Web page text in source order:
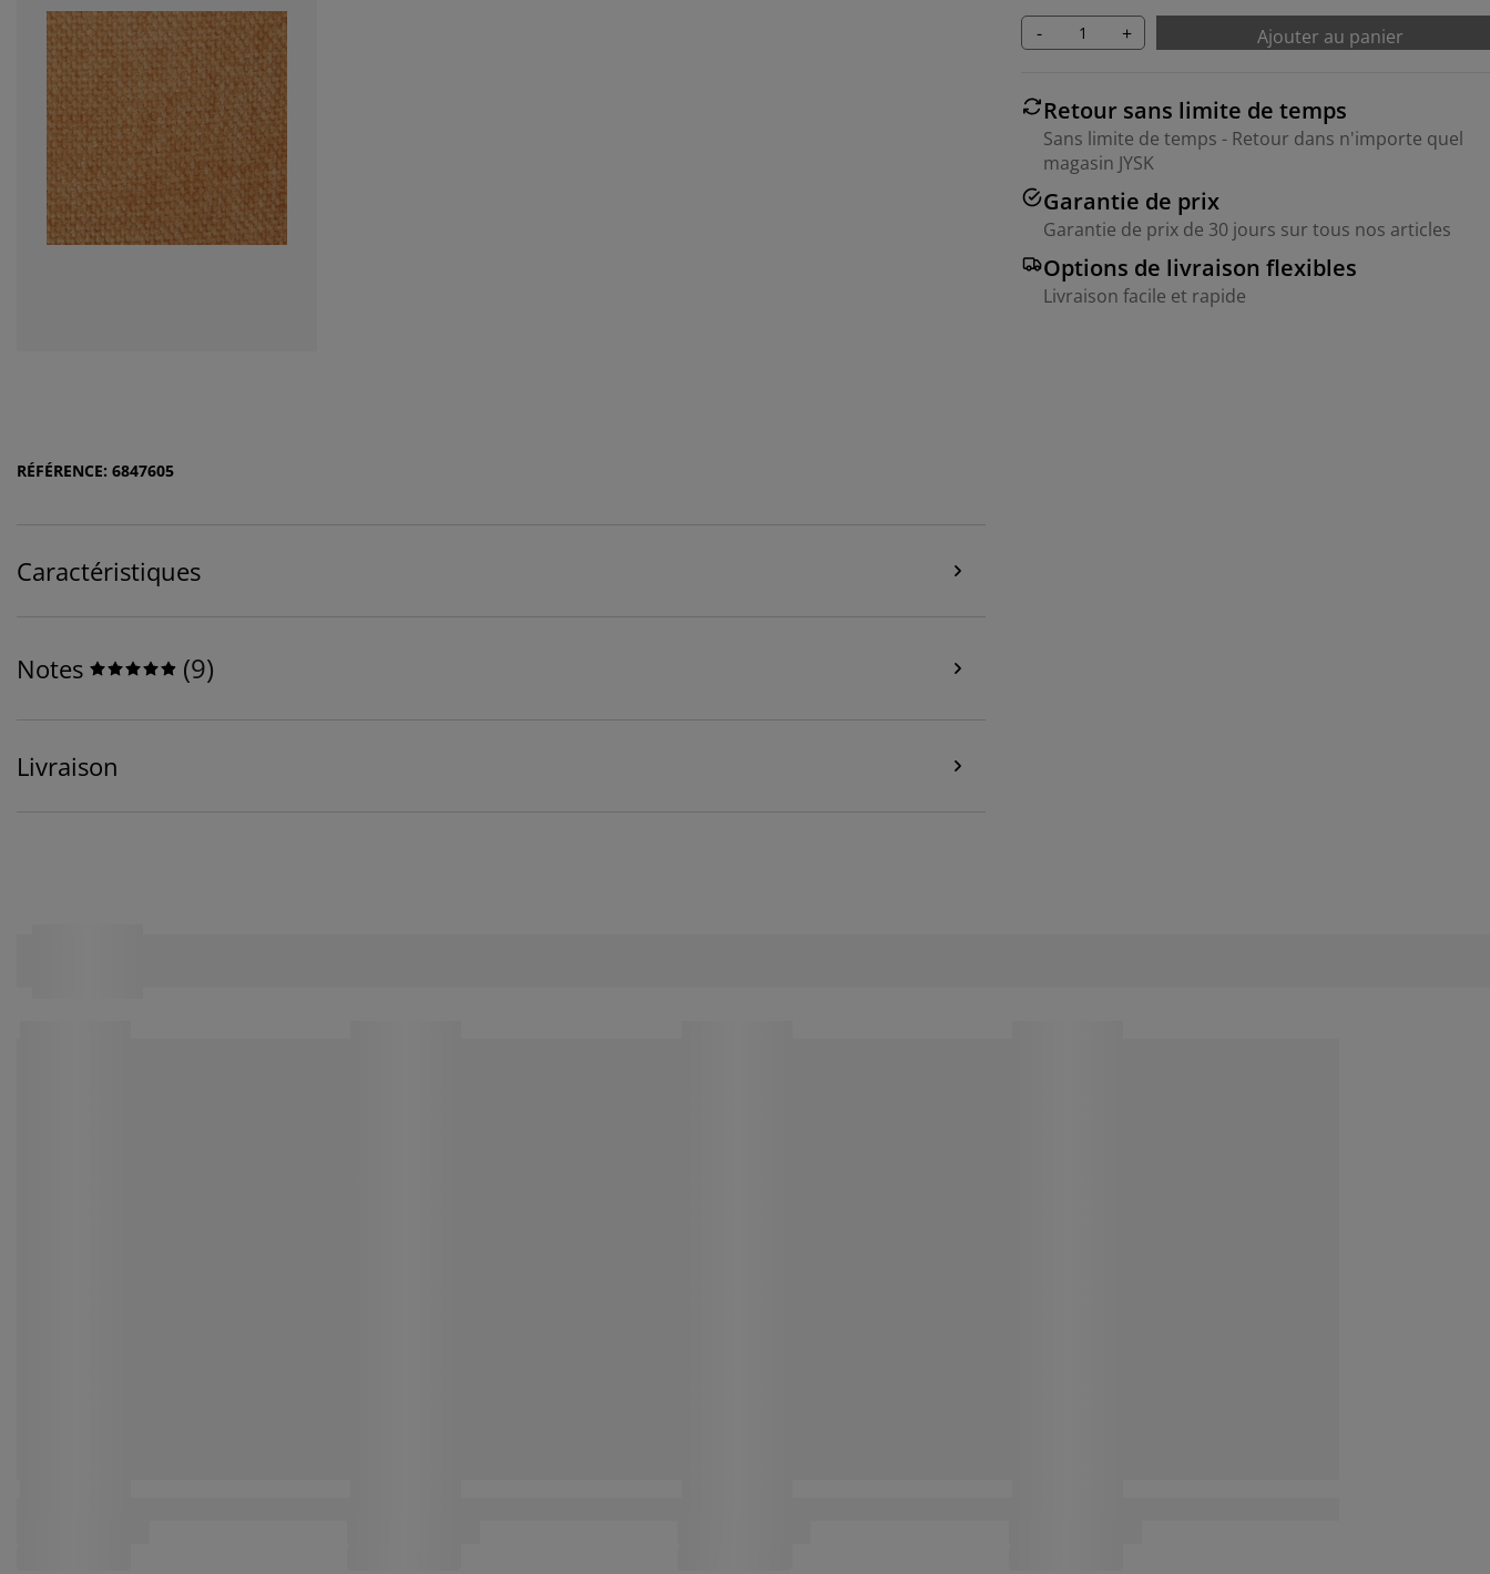
- + Ajouter au panier
Retour sans limite de temps
Sans limite de temps - Retour dans n'importe quel
magasin JYSK
Garantie de prix
Garantie de prix de 30 jours sur tous nos articles
Options de livraison flexibles
Livraison facile et rapide
RÉFÉRENCE: 6847605
Caractéristiques
Notes (9)
Livraison